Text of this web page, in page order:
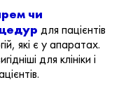
чи
для пацієнтів
які є у апаратах.
для клініки і